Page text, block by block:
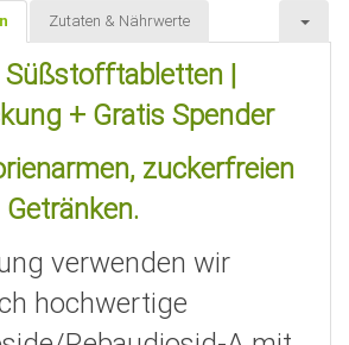
Zutaten & Nährwerte
|
+ Gratis Spender
zuckerfreien
verwenden wir
hochwertige